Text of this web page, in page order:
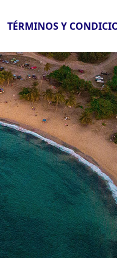
TÉRMINOS Y